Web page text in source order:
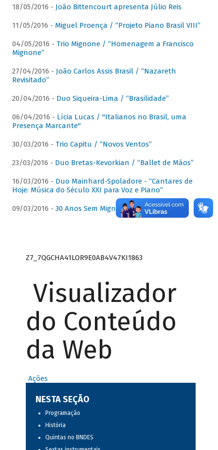
18/05/2016 - João Bittencourt apresenta Júlio Reis
11/05/2016 - Miguel Proença / “Projeto Piano Brasil VIII”
04/05/2016 - Trio Mignone / “Homenagem a Francisco
Mignone”
27/04/2016 - João Carlos Assis Brasil / “Nazareth
Revisitado”
20/04/2016 - Duo Siqueira-Lima / “Brasilidade”
06/04/2016 - Lícia Lucas / "Italianos no Brasil, uma
Presença Marcante"
30/03/2016 - Trio Capitu / “Novos Ventos”
23/03/2016 - Duo Bretas-Kevorkian / “Ballet de Mãos”
16/03/2016 - Duo Mainhard-Spoladore - “Cantares de
Hoje: Música do Século XXI para Voz e Piano”
09/03/2016 - 30 Anos Sem Mignone
Z7_7QGCHA41LOR9E0AB4V47KI1863
Visualizador
do Conteúdo
da Web
Ações
NESTA SEÇÃO
Programação
História
Quintas no BNDES